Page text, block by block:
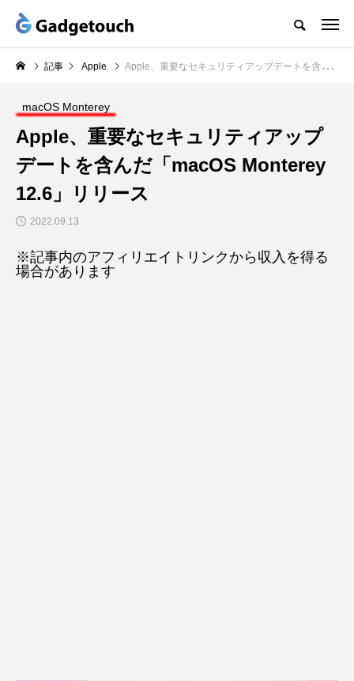
記事 Apple Apple、重要なセキュリティアップデートを含んだ「macOS Monterey 12.6」リリース
macOS Monterey
Apple、重要なセキュリティアップ
デートを含んだ「macOS Monterey
12.6」リリース
2022.09.13
※記事内のアフィリエイトリンクから収入を得る
場合があります